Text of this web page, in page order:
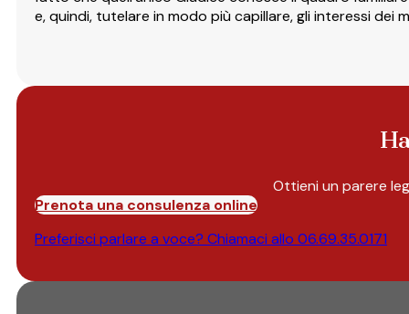
e, quindi, tutelare in modo più capillare, gli interessi dei
Ottieni un parere
Prenota una consulenza online
Preferisci parlare a voce? Chiamaci allo 06.69.35.0171